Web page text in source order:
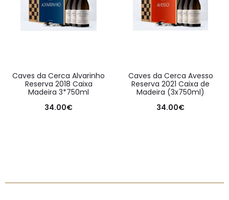
Caves da Cerca Alvarinho
Reserva 2018 Caixa
Madeira 3*750ml
34.00€
Caves da Cerca Avesso
Reserva 2021 Caixa de
Madeira (3x750ml)
34.00€